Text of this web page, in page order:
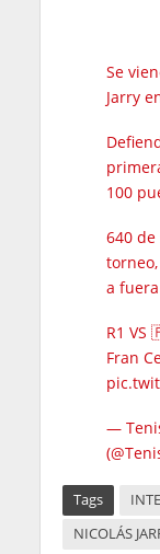
Se
Jarry
100
640
a
R1
Fran
—
Tags
NICOLÁS